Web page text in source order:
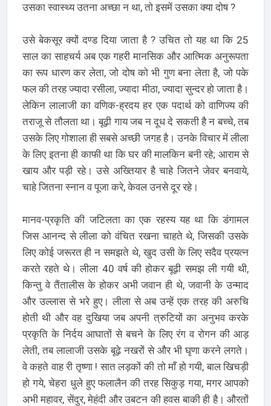
उसका स्वास्थ्य उतना अच्छा न था, तो इसमें उसका क्या दोष ?
उसे बेकसूर क्यों दण्ड दिया जाता है ? उचित तो यह था कि 25
साल का साहचर्य अब एक गहरी मानसिक और आत्मिक अनुरूपता
का रूप धारण कर लेता, जो दोष को भी गुण बना लेता है, जो पके
फल की तरह ज्यादा रसीला, ज्यादा मीठा, ज्यादा सुन्दर हो जाता है।
लेकिन लालाजी का वणिक-ह्रदय हर एक पदार्थ को वाणिज्य की
तराजू से तौलता था। बूढ़ी गाय जब न दूध दे सकती है न बच्चे, तब
उसके लिए गोशाला ही सबसे अच्छी जगह है। उनके विचार में लीला
के लिए इतना ही काफी था कि घर की मालकिन बनी रहे; आराम से
खाय और पड़ी रहे। उसे अख्तियार है चाहे जितने जेवर बनवाये,
चाहे जितना स्नान व पूजा करे, केवल उनसे दूर रहे।
मानव-प्रकृति की जटिलता का एक रहस्य यह था कि डंगामल
जिस आनन्द से लीला को वंचित रखना चाहते थे, जिसकी उसके
लिए कोई जरूरत ही न समझते थे, खुद उसी के लिए सदैव प्रयत्न
करते रहते थे। लीला 40 वर्ष की होकर बूढ़ी समझ ली गयी थी,
किन्तु वे तैंतालीस के होकर अभी जवान ही थे, जवानी के उन्माद
और उल्लास से भरे हुए। लीला से अब उन्हें एक तरह की अरुचि
होती थी और वह दुखिया जब अपनी त्रुटियों का अनुभव करके
प्रकृति के निर्दय आघातों से बचने के लिए रंग व रोगन की आड़
लेती, तब लालाजी उसके बूढ़े नखरों से और भी घृणा करने लगते।
वे कहते वाह री तृष्णा ! सात लड़कों की तो माँ हो गयी, बाल खिचड़ी
हो गये, चेहरा धुले हुए फलालैन की तरह सिकुड़ गया, मगर आपको
अभी महावर, सेंदुर, मेहंदी और उबटन की हवस बाकी ही है। औरतों